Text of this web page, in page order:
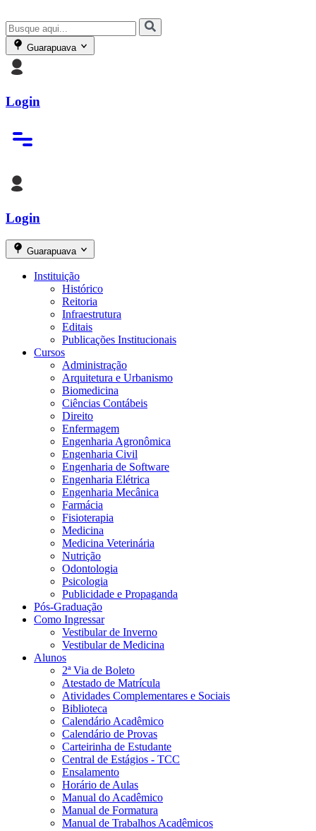
Guarapuava
Login
Login
Guarapuava
Instituição
Histórico
Reitoria
Infraestrutura
Editais
Publicações Institucionais
Cursos
Administração
Arquitetura e Urbanismo
Biomedicina
Ciências Contábeis
Direito
Enfermagem
Engenharia Agronômica
Engenharia Civil
Engenharia de Software
Engenharia Elétrica
Engenharia Mecânica
Farmácia
Fisioterapia
Medicina
Medicina Veterinária
Nutrição
Odontologia
Psicologia
Publicidade e Propaganda
Pós-Graduação
Como Ingressar
Vestibular de Inverno
Vestibular de Medicina
Alunos
2ª Via de Boleto
Atestado de Matrícula
Atividades Complementares e Sociais
Biblioteca
Calendário Acadêmico
Calendário de Provas
Carteirinha de Estudante
Central de Estágios - TCC
Ensalamento
Horário de Aulas
Manual do Acadêmico
Manual de Formatura
Manual de Trabalhos Acadêmicos